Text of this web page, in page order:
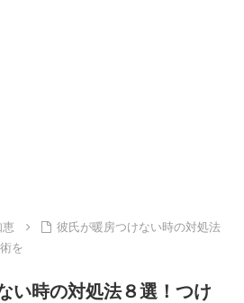
彼氏が暖房つけない時の対処法
を
い時の対処法８選！つけ